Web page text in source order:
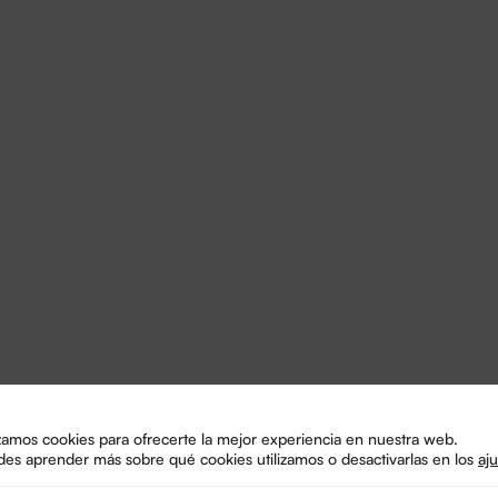
cookies para ofrecerte la mejor experiencia en nuestra web.
aprender más sobre qué cookies utilizamos o desactivarlas en los